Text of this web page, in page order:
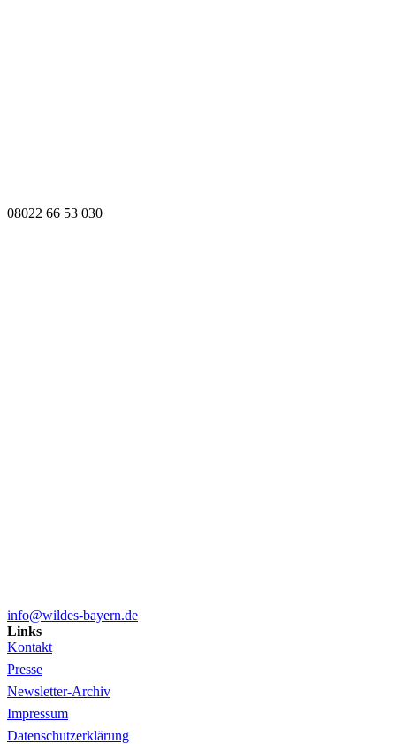
08022 66 53 030
info@wildes-bayern.de
Links
Kontakt
Presse
Newsletter-Archiv
Impressum
Datenschutzerklärung